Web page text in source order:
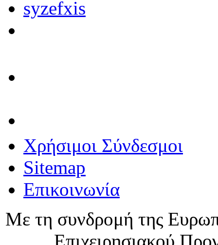
Χρήσιμοι Σύνδεσμοι
Sitemap
Επικοινωνία
Με τη συνδρομή της